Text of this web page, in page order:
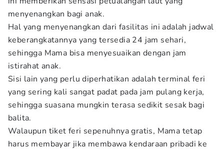
menyenangkan bagi anak.
Hal yang menyenangkan dari fasilitas ini adalah jadwal
keberangkatannya yang tersedia 24 jam sehari,
sehingga Mama bisa menyesuaikan dengan jam
istirahat anak.
Sisi lain yang perlu diperhatikan adalah terminal feri
yang sering kali sangat padat pada jam pulang kerja,
sehingga suasana mungkin terasa sedikit sesak bagi
balita.
Walaupun tiket feri sepenuhnya gratis, Mama tetap
harus membayar jika membawa kendaraan pribadi ke